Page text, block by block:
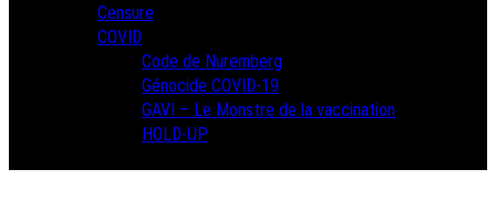
Censure
COVID
Code de Nuremberg
Génocide COVID-19
GAVI – Le Monstre de la vaccination
HOLD-UP